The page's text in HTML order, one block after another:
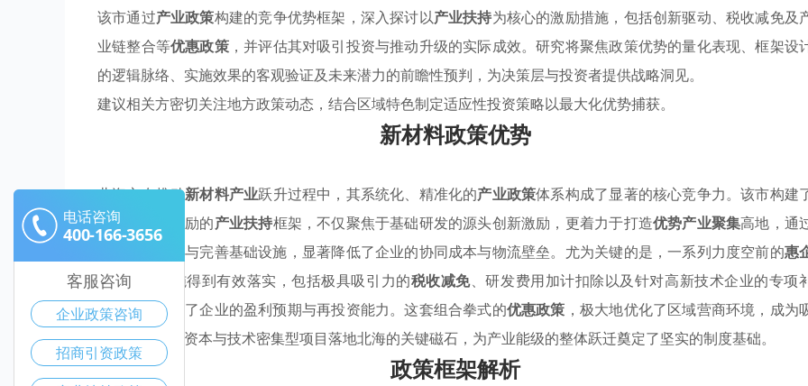
该市通过产业政策构建的竞争优势框架，深入探讨以产业扶持为核心的激励措施，包括创新驱动、税收减免及
业链整合等优惠政策，并评估其对吸引投资与推动升级的实际成效。研究将聚焦政策优势的量化表现、框架设
的逻辑脉络、实施效果的客观验证及未来潜力的前瞻性预判，为决策层与投资者提供战略洞见。
建议相关方密切关注地方政策动态，结合区域特色制定适应性投资策略以最大化优势捕获。
新材料政策优势
北海市在推动新材料产业跃升过程中，其系统化、精准化的产业政策体系构成了显著的核心竞争力。该市构建
多维度、强激励的产业扶持框架，不仅聚焦于基础研发的源头创新激励，更着力于打造优势产业聚集高地，通
优化空间布局与完善基础设施，显著降低了企业的协同成本与物流壁垒。尤为关键的是，一系列力度空前的惠
政策扶持
措施得到有效落实，包括极具吸引力的税收减免、研发费用加计扣除以及针对高新技术企业的专项
贴，直接提升了企业的盈利预期与再投资能力。这套组合拳式的优惠政策 ，极大地优化了区域营商环境，成为
引国内外优质资本与技术密集型项目落地北海的关键磁石，为产业能级的整体跃迁奠定了坚实的制度基础。
政策框架解析
电话咨询
400-166-3656
客服咨询
企业政策咨询
招商引资政策